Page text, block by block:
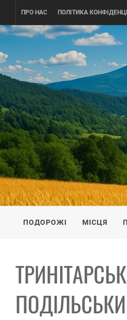
content
ПРО НАС ПОЛІТИКА
ПОДОРОЖI ПО
ПОДОРОЖІ МІСЦЯ